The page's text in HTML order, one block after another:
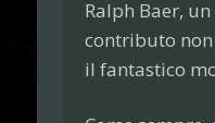
Ralph Baer,
contributo
il fantastico